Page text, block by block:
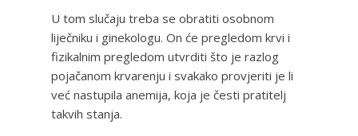
U tom slučaju treba se obratiti osobnom
liječniku i ginekologu. On će pregledom krvi i
fizikalnim pregledom utvrditi što je razlog
pojačanom krvarenju i svakako provjeriti je li
već nastupila anemija, koja je česti pratitelj
takvih stanja.